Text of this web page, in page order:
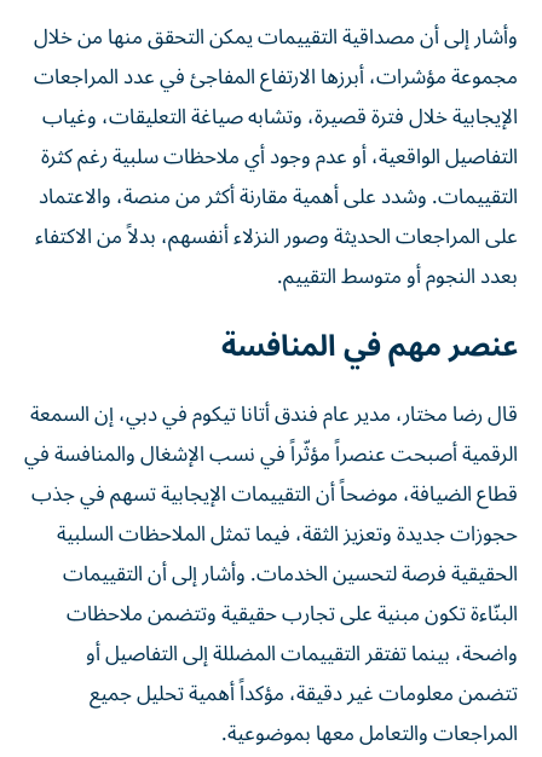
وأشار إلى أن مصداقية التقييمات يمكن التحقق منها من خلال
مجموعة مؤشرات، أبرزها الارتفاع المفاجئ في عدد المراجعات
الإيجابية خلال فترة قصيرة، وتشابه صياغة التعليقات، وغياب
التفاصيل الواقعية، أو عدم وجود أي ملاحظات سلبية رغم كثرة
التقييمات. وشدد على أهمية مقارنة أكثر من منصة، والاعتماد
على المراجعات الحديثة وصور النزلاء أنفسهم، بدلاً من الاكتفاء
بعدد النجوم أو متوسط التقييم.
عنصر مهم في المنافسة
قال رضا مختار، مدير عام فندق أتانا تيكوم في دبي، إن السمعة
الرقمية أصبحت عنصراً مؤثّراً في نسب الإشغال والمنافسة في
قطاع الضيافة، موضحاً أن التقييمات الإيجابية تسهم في جذب
حجوزات جديدة وتعزيز الثقة، فيما تمثل الملاحظات السلبية
الحقيقية فرصة لتحسين الخدمات. وأشار إلى أن التقييمات
البنّاءة تكون مبنية على تجارب حقيقية وتتضمن ملاحظات
واضحة، بينما تفتقر التقييمات المضللة إلى التفاصيل أو
تتضمن معلومات غير دقيقة، مؤكداً أهمية تحليل جميع
المراجعات والتعامل معها بموضوعية.